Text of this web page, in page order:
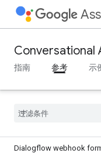
Conversational
指南 参考 示
Audio
Sound library
Intents
Built-in intents
Webhook format
Dialogflow webhook